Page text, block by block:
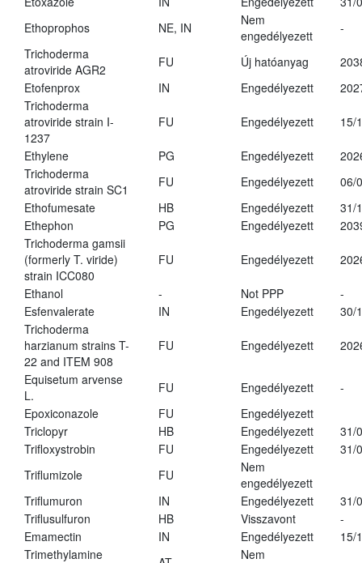
Ethoprophos
NE, IN
Nem
engedélyezett
-
Trichoderma
atroviride AGR2
FU Új hatóanyag
Etofenprox
IN Engedélyezett
Trichoderma
atroviride strain I-
1237
FU Engedélyezett 15/
Ethylene PG Engedélyezett
Trichoderma
atroviride strain SC1
FU Engedélyezett
06/
Ethofumesate
HB Engedélyezett
31/
Ethephon
PG Engedélyezett
Trichoderma gamsii
(formerly T. viride)
strain ICC080
FU Engedélyezett
Ethanol - Not PPP
-
Esfenvalerate
IN Engedélyezett
30/
Trichoderma
harzianum strains T-
22 and ITEM 908
FU Engedélyezett
Equisetum arvense
L.
FU Engedélyezett
-
Epoxiconazole
FU
Engedélyezett
Triclopyr
HB Engedélyezett
31/
Trifloxystrobin
FU Engedélyezett
31/
Triflumizole
FU
Nem
engedélyezett
Triflumuron
IN Engedélyezett
31/
Triflusulfuron
HB Visszavont
-
Emamectin
IN Engedélyezett
15/
Trimethylamine
Nem